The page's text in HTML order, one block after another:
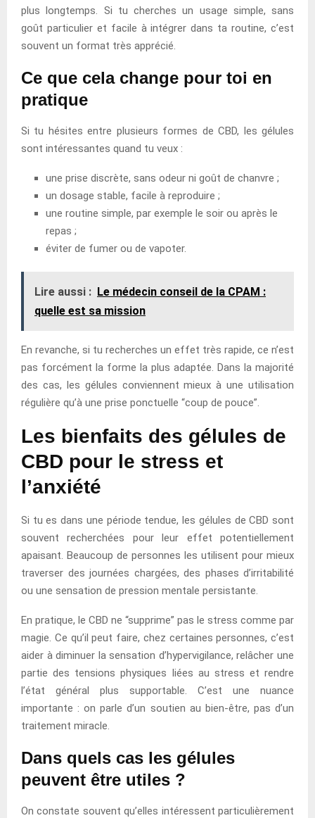
plus longtemps. Si tu cherches un usage simple, sans
goût particulier et facile à intégrer dans ta routine, c’est
souvent un format très apprécié.
Ce que cela change pour toi en
pratique
Si tu hésites entre plusieurs formes de CBD, les gélules
sont intéressantes quand tu veux :
une prise discrète, sans odeur ni goût de chanvre ;
un dosage stable, facile à reproduire ;
une routine simple, par exemple le soir ou après le
repas ;
éviter de fumer ou de vapoter.
Lire aussi : Le médecin conseil de la CPAM :
quelle est sa mission
En revanche, si tu recherches un effet très rapide, ce n’est
pas forcément la forme la plus adaptée. Dans la majorité
des cas, les gélules conviennent mieux à une utilisation
régulière qu’à une prise ponctuelle “coup de pouce”.
Les bienfaits des gélules de
CBD pour le stress et
l’anxiété
Si tu es dans une période tendue, les gélules de CBD sont
souvent recherchées pour leur effet potentiellement
apaisant. Beaucoup de personnes les utilisent pour mieux
traverser des journées chargées, des phases d’irritabilité
ou une sensation de pression mentale persistante.
En pratique, le CBD ne “supprime” pas le stress comme par
magie. Ce qu’il peut faire, chez certaines personnes, c’est
aider à diminuer la sensation d’hypervigilance, relâcher une
partie des tensions physiques liées au stress et rendre
l’état général plus supportable. C’est une nuance
importante : on parle d’un soutien au bien-être, pas d’un
traitement miracle.
Dans quels cas les gélules
peuvent être utiles ?
On constate souvent qu’elles intéressent particulièrement